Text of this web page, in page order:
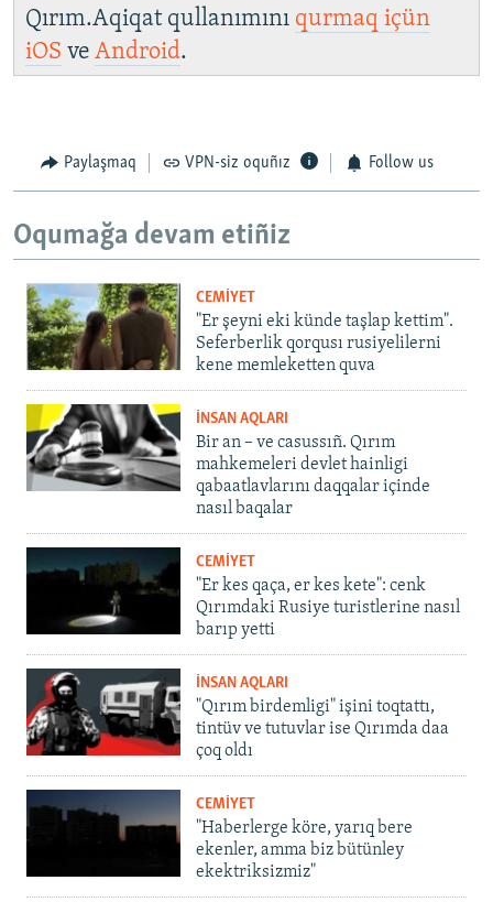
Qırım.Aqiqat qullanımını qurmaq içün
iOS ve Android.
Paylaşmaq VPN-siz oquñız Follow us
Oqumağa devam etiñiz
CEMİYET
"Er şeyni eki künde taşlap kettim".
Seferberlik qorqusı rusiyelilerni
kene memleketten quva
İNSAN AQLARI
Bir an – ve casussıñ. Qırım
mahkemeleri devlet hainligi
qabaatlavlarını daqqalar içinde
nasıl baqalar
CEMİYET
"Er kes qaça, er kes kete": cenk
Qırımdaki Rusiye turistlerine nasıl
barıp yetti
İNSAN AQLARI
"Qırım birdemligi" işini toqtattı,
tintüv ve tutuvlar ise Qırımda daa
çoq oldı
CEMİYET
"Haberlerge köre, yarıq bere
ekenler, amma biz bütünley
ekektriksizmiz"